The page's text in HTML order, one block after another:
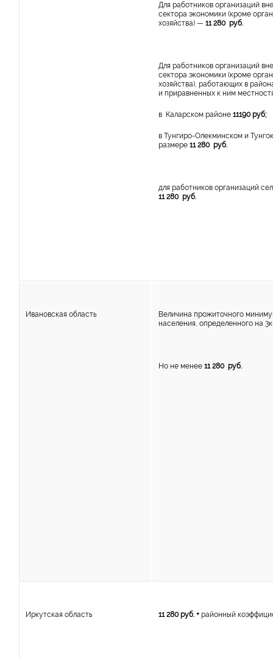
Для работников организаций
сектора экономики (кроме
хозяйства) —11 280 руб.
Для работников организаций
сектора экономики (кроме
хозяйства), работающих в
и приравненных к ним
в Каларском районе11190 руб;
в Тунгиро-Олекминском и
размере11 280 руб.
для работников организаций
11 280 руб.
Ивановская область
Величина прожиточного
населения, определенного на
Но не менее 11 280 руб.
Иркутская область 11 280 руб. +районный